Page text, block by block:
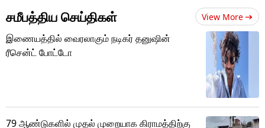
சமீபத்திய செய்திகள் View More
இணையத்தில் வைரலாகும் நடிகர் தனுஷின்
ரீசென்ட் போட்டோ
79 ஆண்டுகளில் முதல் முறையாக கிராமத்திற்கு